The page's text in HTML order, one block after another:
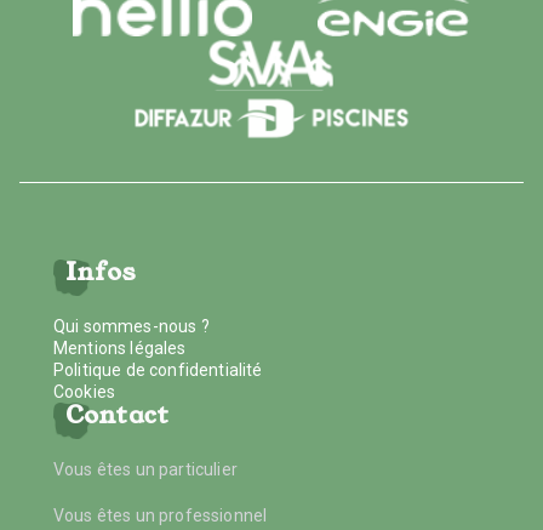
Infos
Qui sommes-nous ?
Mentions légales
Politique de confidentialité
Cookies
Contact
Vous êtes un particulier
Vous êtes un professionnel